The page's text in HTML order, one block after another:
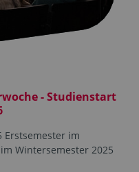
- Studienstart
Erstsemester im
Wintersemester 2025